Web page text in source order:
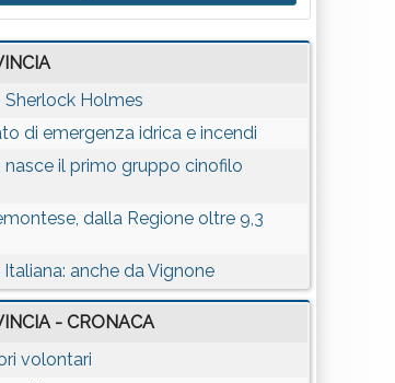
Sherlock Holmes
di emergenza idrica e incendi
nasce il primo gruppo cinofilo
dalla Regione oltre 9,3
anche da Vignone
- CRONACA
volontari